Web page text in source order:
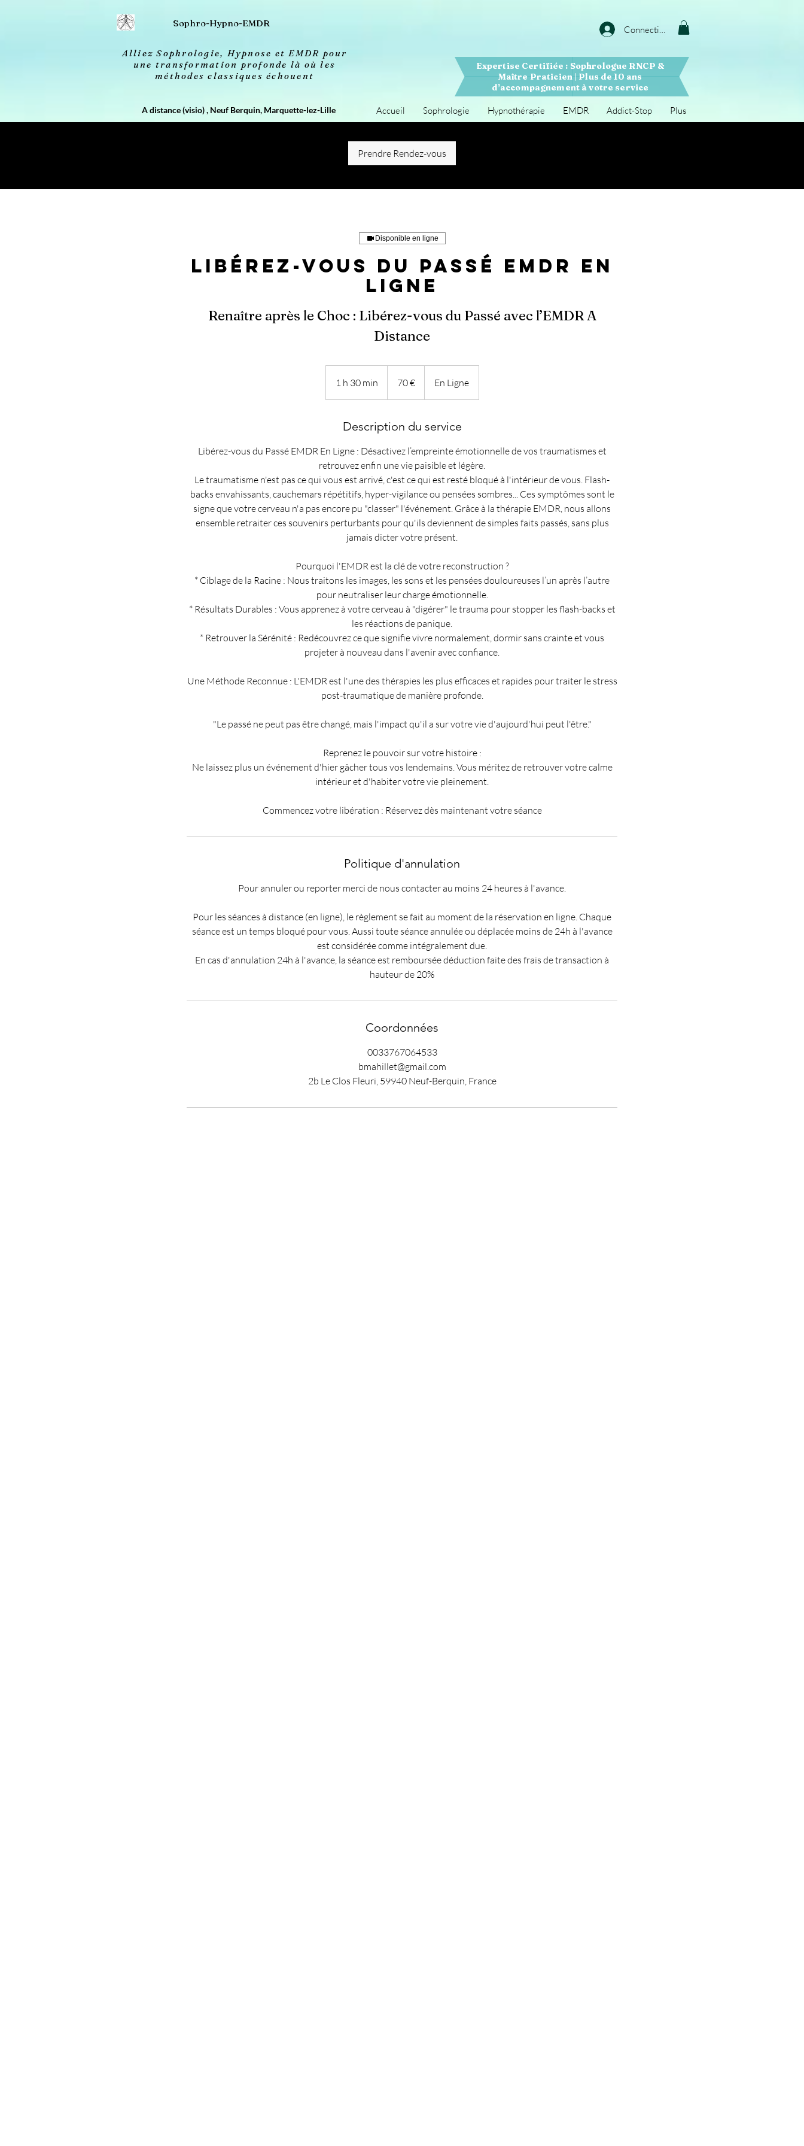
Sophro-Hypno-EMDR
Alliez Sophrologie, Hypnose et EMDR pour
une transformation profonde là où les
méthodes classiques échouent
Connection
Expertise Certifiée : Sophrologue RNCP &
Maître Praticien | Plus de 10 ans
d’accompagnement à votre service
A distance (visio) , Neuf Berquin, Marquette-lez-Lille Accueil Sophrologie Hypnothérapie EMDR Addict-Stop Plus
Prendre Rendez-vous
Disponible en ligne
Libérez-vous du Passé EMDR En
Ligne
Renaître après le Choc : Libérez-vous du Passé avec l’EMDR A
Distance
1 h 30 min
3
m
n
70 € En Ligne
Description du service
Libérez-vous du Passé EMDR En Ligne : Désactivez l’empreinte émotionnelle de vos traumatismes et
retrouvez enfin une vie paisible et légère.
Le traumatisme n'est pas ce qui vous est arrivé, c'est ce qui est resté bloqué à l'intérieur de vous. Flash-
backs envahissants, cauchemars répétitifs, hyper-vigilance ou pensées sombres... Ces symptômes sont le
signe que votre cerveau n'a pas encore pu "classer" l'événement. Grâce à la thérapie EMDR, nous allons
ensemble retraiter ces souvenirs perturbants pour qu'ils deviennent de simples faits passés, sans plus
jamais dicter votre présent.
Pourquoi l'EMDR est la clé de votre reconstruction ?
* Ciblage de la Racine : Nous traitons les images, les sons et les pensées douloureuses l’un après l’autre
pour neutraliser leur charge émotionnelle.
* Résultats Durables : Vous apprenez à votre cerveau à "digérer" le trauma pour stopper les flash-backs et
les réactions de panique.
* Retrouver la Sérénité : Redécouvrez ce que signifie vivre normalement, dormir sans crainte et vous
projeter à nouveau dans l'avenir avec confiance.
Une Méthode Reconnue : L'EMDR est l'une des thérapies les plus efficaces et rapides pour traiter le stress
post-traumatique de manière profonde.
"Le passé ne peut pas être changé, mais l'impact qu'il a sur votre vie d'aujourd'hui peut l'être."
Reprenez le pouvoir sur votre histoire :
Ne laissez plus un événement d'hier gâcher tous vos lendemains. Vous méritez de retrouver votre calme
intérieur et d'habiter votre vie pleinement.
Commencez votre libération : Réservez dès maintenant votre séance
Politique d'annulation
Pour annuler ou reporter merci de nous contacter au moins 24 heures à l'avance.
Pour les séances à distance (en ligne), le règlement se fait au moment de la réservation en ligne. Chaque
séance est un temps bloqué pour vous. Aussi toute séance annulée ou déplacée moins de 24h à l'avance
est considérée comme intégralement due.
En cas d'annulation 24h à l'avance, la séance est remboursée déduction faite des frais de transaction à
hauteur de 20%
Coordonnées
0033767064533
bmahillet@gmail.com
2b Le Clos Fleuri, 59940 Neuf-Berquin, France